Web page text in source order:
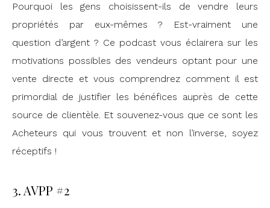
Pourquoi les gens choisissent-ils de vendre leurs
propriétés par eux-mêmes ? Est-vraiment une
question d’argent ? Ce podcast vous éclairera sur les
motivations possibles des vendeurs optant pour une
vente directe et vous comprendrez comment il est
primordial de justifier les bénéfices auprès de cette
source de clientèle. Et souvenez-vous que ce sont les
Acheteurs qui vous trouvent et non l’inverse, soyez
réceptifs !
3. AVPP #2